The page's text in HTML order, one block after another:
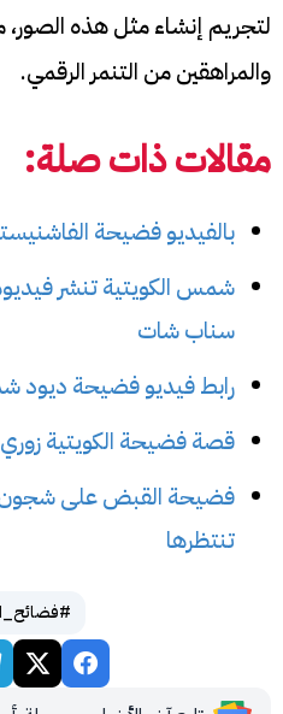
لتجريم إنشاء مثل هذه الصور،
والمراهقين من التنمر الرقمي.
مقالات ذات صلة:
بالفيديو فضيحة
شمس الكويتية تنشر
سناب شات
رابط فيديو فضيحة ديود
قصة فضيحة الكويتية زوري
فضيحة القبض على شجون
تنتظرها